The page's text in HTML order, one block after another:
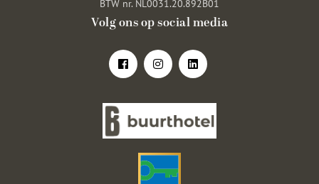
BTW nr. NL0031.20.892B01
Volg ons op social media